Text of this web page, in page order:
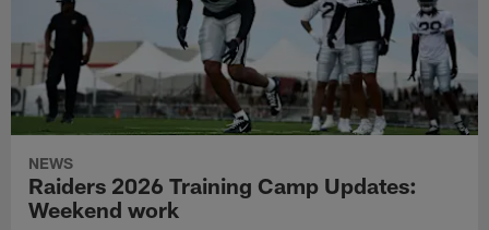
NEWS
Raiders 2026 Training Camp Updates:
Weekend work